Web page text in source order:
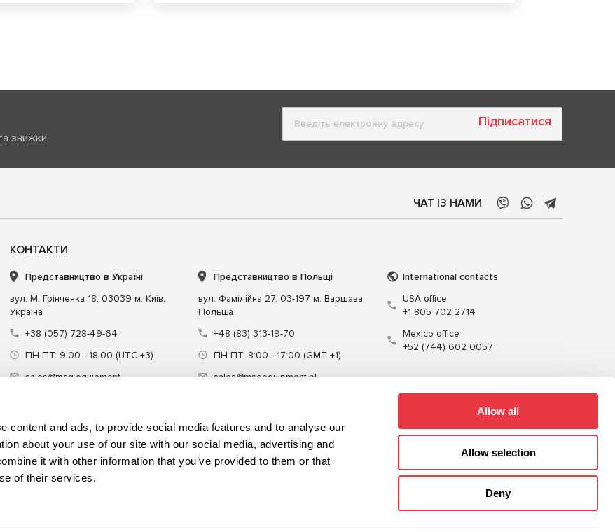
content and ads, to provide social media features and to analyse our
about your use of our site with our social media, advertising and
it with other information that you’ve provided to them or that
of their services.
Allow all
Allow selection
Deny
знижки
Підписатися
ЧАТ ІЗ НАМИ
КОНТАКТИ
Представництво в Україні
вул. М. Грінченка 18, 03039 м. Київ,
Україна
+38 (057) 728-49-64
ПН-ПТ: 9:00 - 18:00 (UTC +3)
sales@msg.equipment
Представництво в Польщі
вул. Фамілійна 27, 03-197 м. Варшава,
Польща
+48 (83) 313-19-70
ПН-ПТ: 8:00 - 17:00 (GMT +1)
sales@msgequipment.pl
International contacts
USA office
+1 805 702 2714
Mexico office
+52 (744) 602 0057
Спецінструмент Навчання Кабелі